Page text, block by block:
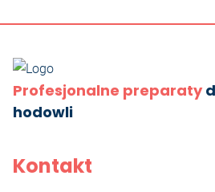
Profesjonalne preparaty
hodowli
Kontakt